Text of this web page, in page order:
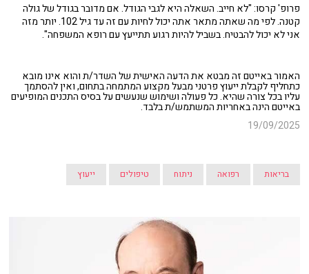
פרופ' קרסו: "לא חייב. השאלה היא לגבי הגודל. אם מדובר בגודל של גולה
קטנה. לפי מה שאתה מתאר אתה יכול לחיות עם זה עד גיל 102. יותר מזה
אני לא יכול להבטיח. בשביל להיות רגוע תתייעץ עם רופא המשפחה".
האמור באייטם זה מבטא את הדעה האישית של השדר/ת והוא אינו מובא
כתחליף לקבלת ייעוץ פרטני מבעל מקצוע המתמחה בתחום, ואין להסתמך
עליו בכל צורה שהיא. כל פעולה ושימוש שנעשים על בסיס התכנים המופיעים
באייטם הינה באחריות המשתמש/ת בלבד.
19/09/2025
בריאות רפואה ניתוח טיפולים ייעוץ